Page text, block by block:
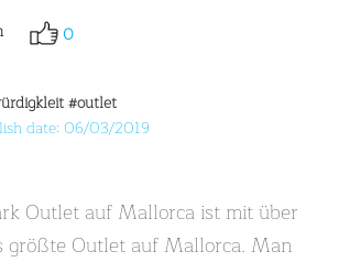
0
#outlet
date: 06/03/2019
Outlet auf Mallorca ist mit über
größte Outlet auf Mallorca. Man